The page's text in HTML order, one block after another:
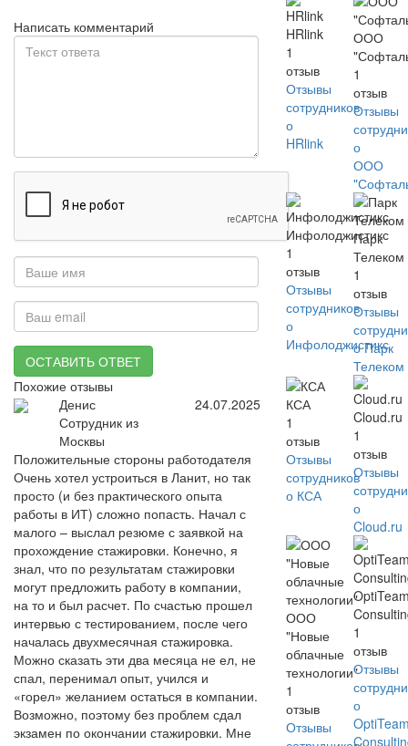
Написать комментарий
ОСТАВИТЬ ОТВЕТ
Похожие отзывы
Денис
Сотрудник из
Москвы
24.07.2025
Положительные стороны работодателя
Очень хотел устроиться в Ланит, но так
просто (и без практического опыта
работы в ИТ) сложно попасть. Начал с
малого – выслал резюме с заявкой на
прохождение стажировки. Конечно, я
знал, что по результатам стажировки
могут предложить работу в компании,
на то и был расчет. По счастью прошел
интервью с тестированием, после чего
началась двухмесячная стажировка.
Можно сказать эти два месяца не ел, не
спал, перенимал опыт, учился и
«горел» желанием остаться в компании.
Возможно, поэтому без проблем сдал
экзамен по окончании стажировки. Мне
HRlink
1
отзыв
Отзывы
сотрудников
о
HRlink
ООО
1
отзыв
Отзывы
о
ООО
Инфолоджистикс
1
отзыв
Отзывы
сотрудников
о
Инфолоджистикс
Парк
Телеком
1
отзыв
Отзывы
о Парк
Телеком
КСА
1
отзыв
Отзывы
сотрудников
о КСА
Cloud.ru
1
отзыв
Отзывы
о
Cloud.ru
ООО
"Новые
облачные
технологии"
1
отзыв
Отзывы
1
отзыв
Отзывы
о